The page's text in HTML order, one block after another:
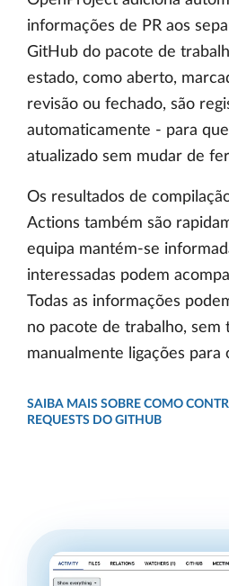
informações de PR aos
GitHub do pacote de
estado, como aberto,
revisão ou fechado, são
automaticamente - para
atualizado sem mudar de
Os resultados de
Actions também são
equipa mantém-se
interessadas podem
Todas as informações
no pacote de trabalho, sem
manualmente ligações para
SAIBA MAIS SOBRE COMO
REQUESTS DO GITHUB